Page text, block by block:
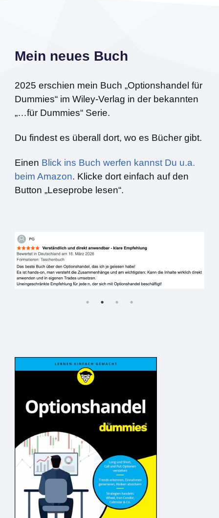
Mein neues Buch
2025 erschien mein Buch „Optionshandel für
Dummies“ im Wiley-Verlag in der bekannten
„…für Dummies“ Serie.
Du findest es überall dort, wo es Bücher gibt.
Einen Blick ins Buch werfen kannst Du u.a.
beim Amazon. Klicke dort einfach auf den
Button „Leseprobe lesen“.